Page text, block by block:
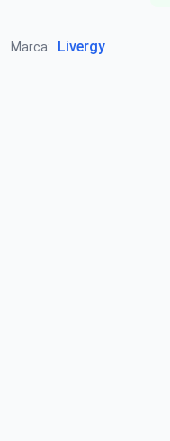
Marca: Livergy